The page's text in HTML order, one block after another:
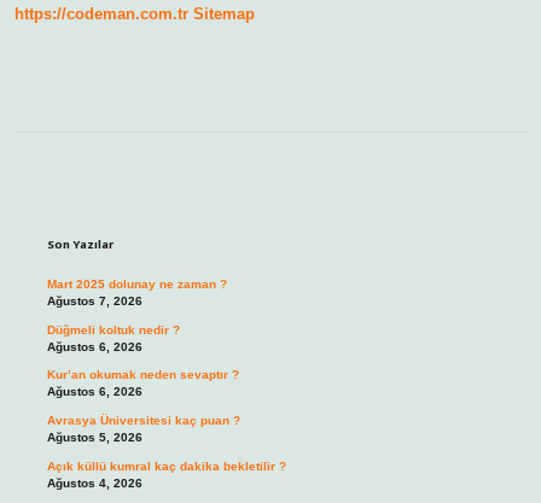
https://codeman.com.tr Sitemap
Son Yazılar
Mart 2025 dolunay ne zaman ?
Ağustos 7, 2026
Düğmeli koltuk nedir ?
Ağustos 6, 2026
Kur’an okumak neden sevaptır ?
Ağustos 6, 2026
Avrasya Üniversitesi kaç puan ?
Ağustos 5, 2026
Açık küllü kumral kaç dakika bekletilir ?
Ağustos 4, 2026